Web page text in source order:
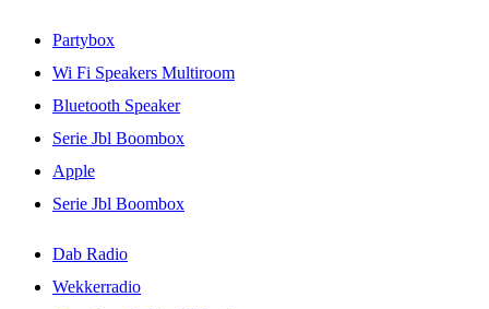
Partybox
Wi Fi Speakers Multiroom
Bluetooth Speaker
Serie Jbl Boombox
Apple
Serie Jbl Boombox
Dab Radio
Wekkerradio